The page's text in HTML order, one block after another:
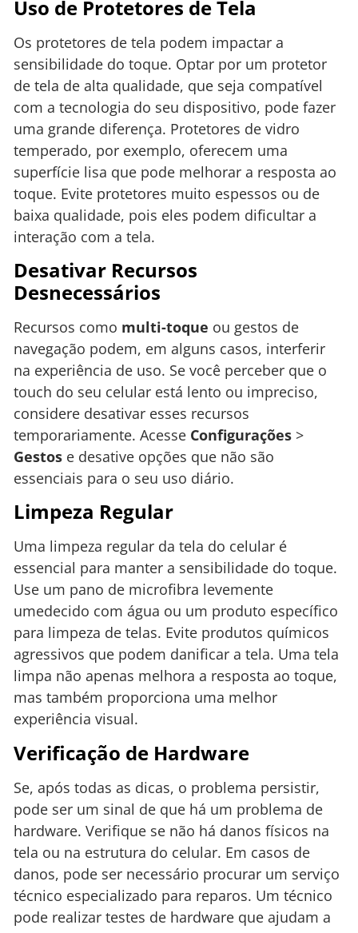
Uso de Protetores de Tela
Os protetores de tela podem impactar a
sensibilidade do toque. Optar por um protetor
de tela de alta qualidade, que seja compatível
com a tecnologia do seu dispositivo, pode fazer
uma grande diferença. Protetores de vidro
temperado, por exemplo, oferecem uma
superfície lisa que pode melhorar a resposta ao
toque. Evite protetores muito espessos ou de
baixa qualidade, pois eles podem dificultar a
interação com a tela.
Desativar Recursos
Desnecessários
Recursos como multi-toque ou gestos de
navegação podem, em alguns casos, interferir
na experiência de uso. Se você perceber que o
touch do seu celular está lento ou impreciso,
considere desativar esses recursos
temporariamente. Acesse Configurações >
Gestos e desative opções que não são
essenciais para o seu uso diário.
Limpeza Regular
Uma limpeza regular da tela do celular é
essencial para manter a sensibilidade do toque.
Use um pano de microfibra levemente
umedecido com água ou um produto específico
para limpeza de telas. Evite produtos químicos
agressivos que podem danificar a tela. Uma tela
limpa não apenas melhora a resposta ao toque,
mas também proporciona uma melhor
experiência visual.
Verificação de Hardware
Se, após todas as dicas, o problema persistir,
pode ser um sinal de que há um problema de
hardware. Verifique se não há danos físicos na
tela ou na estrutura do celular. Em casos de
danos, pode ser necessário procurar um serviço
técnico especializado para reparos. Um técnico
pode realizar testes de hardware que ajudam a